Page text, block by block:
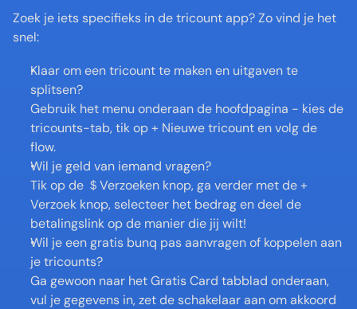
Zoek je iets specifieks in de tricount app? Zo vind je het
snel:
Klaar om een tricount te maken en uitgaven te
splitsen?
Gebruik het menu onderaan de hoofdpagina - kies de
tricounts-tab, tik op + Nieuwe tricount en volg de
flow.
Wil je geld van iemand vragen?
Tik op de ＄Verzoeken knop, ga verder met de +
Verzoek knop, selecteer het bedrag en deel de
betalingslink op de manier die jij wilt!
Wil je een gratis bunq pas aanvragen of koppelen aan
je tricounts?
Ga gewoon naar het Gratis Card tabblad onderaan,
vul je gegevens in, zet de schakelaar aan om akkoord